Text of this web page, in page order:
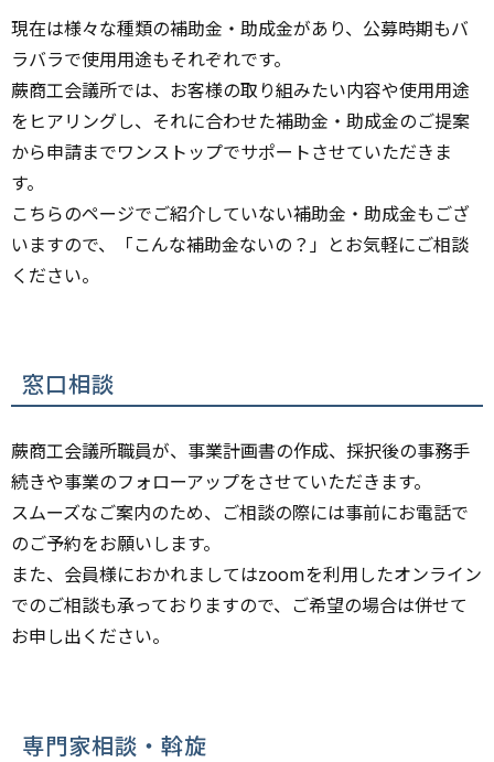
現在は様々な種類の補助金・助成金があり、公募時期もバ
ラバラで使用用途もそれぞれです。
蕨商工会議所では、お客様の取り組みたい内容や使用用途
をヒアリングし、それに合わせた補助金・助成金のご提案
から申請までワンストップでサポートさせていただきま
す。
こちらのページでご紹介していない補助金・助成金もござ
いますので、「こんな補助金ないの？」とお気軽にご相談
ください。
窓口相談
蕨商工会議所職員が、事業計画書の作成、採択後の事務手
続きや事業のフォローアップをさせていただきます。
スムーズなご案内のため、ご相談の際には事前にお電話で
のご予約をお願いします。
また、会員様におかれましてはzoomを利用したオンライン
でのご相談も承っておりますので、ご希望の場合は併せて
お申し出ください。
専門家相談・斡旋